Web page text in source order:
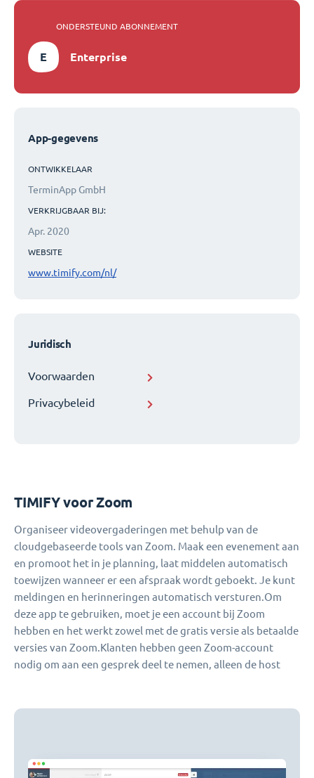
ONDERSTEUND ABONNEMENT
E Enterprise
App-gegevens
ONTWIKKELAAR
TerminApp GmbH
VERKRIJGBAAR BIJ:
Apr. 2020
WEBSITE
www.timify.com/nl/
Juridisch
Voorwaarden
Privacybeleid
TIMIFY voor Zoom
Organiseer videovergaderingen met behulp van de
cloudgebaseerde tools van Zoom. Maak een evenement aan
en promoot het in je planning, laat middelen automatisch
toewijzen wanneer er een afspraak wordt geboekt. Je kunt
meldingen en herinneringen automatisch versturen.Om
deze app te gebruiken, moet je een account bij Zoom
hebben en het werkt zowel met de gratis versie als betaalde
versies van Zoom.Klanten hebben geen Zoom-account
nodig om aan een gesprek deel te nemen, alleen de host